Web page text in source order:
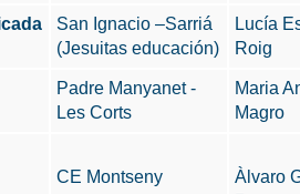
San Ignacio –Sarriá
(Jesuitas educación)
Lucía
Roig
Padre Manyanet -
Les Corts
Maria
Magro
CE Montseny
Àlvaro